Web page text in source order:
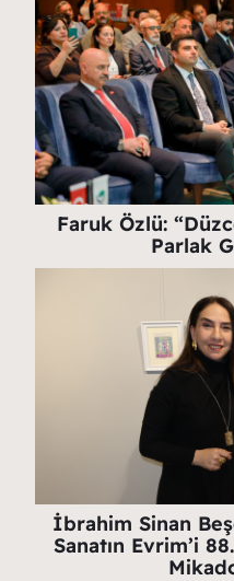
Faruk Özlü:
Parlak
İbrahim Sinan
Sanatın Evrim’i